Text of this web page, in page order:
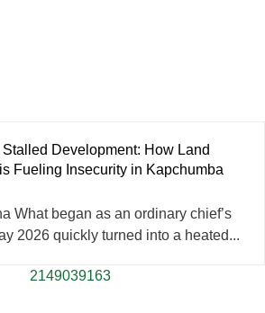
Stalled Development: How Land
Fueling Insecurity in Kapchumba
What began as an ordinary chief’s
2026 quickly turned into a heated...